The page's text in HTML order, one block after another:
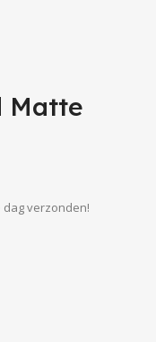
Matte
verzonden!